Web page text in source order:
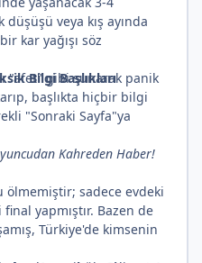
düşüşü veya kış ayında
kar yağışı söz
"afet" gibi sunarak panik
Bilgi Başlıkları
başlıkta hiçbir bilgi
"Sonraki Sayfa"ya
Kahreden Haber!
ölmemiştir; sadece evdeki
yapmıştır. Bazen de
Türkiye'de kimsenin